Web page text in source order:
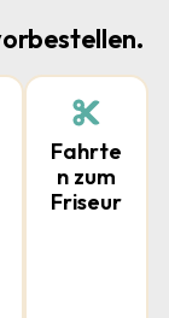
Fahrte
n zum
Friseur